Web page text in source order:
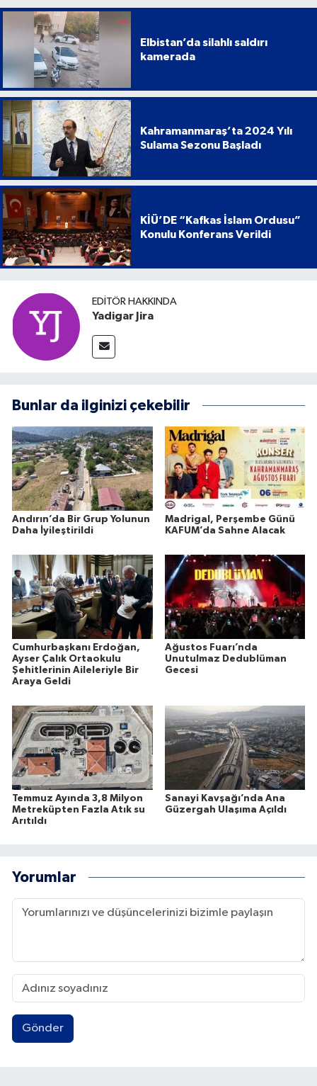
Elbistan’da silahlı saldırı
kamerada
Kahramanmaraş’ta 2024 Yılı
Sulama Sezonu Başladı
KİÜ’DE “Kafkas İslam Ordusu”
Konulu Konferans Verildi
EDITÖR HAKKINDA
Yadigar Jira
Bunlar da ilginizi çekebilir
Andırın’da Bir Grup Yolunun
Daha İyileştirildi
Madrigal, Perşembe Günü
KAFUM’da Sahne Alacak
Cumhurbaşkanı Erdoğan,
Ayser Çalık Ortaokulu
Şehitlerinin Aileleriyle Bir
Araya Geldi
Ağustos Fuarı’nda
Unutulmaz Dedublüman
Gecesi
Temmuz Ayında 3,8 Milyon
Metreküpten Fazla Atık su
Arıtıldı
Sanayi Kavşağı’nda Ana
Güzergah Ulaşıma Açıldı
Yorumlar
Gönder